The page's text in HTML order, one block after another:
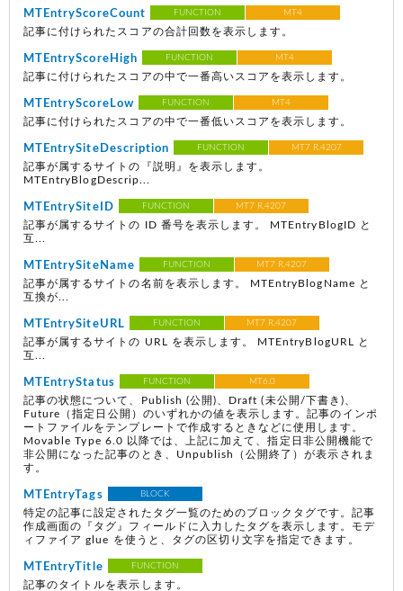
MTEntryScoreCount FUNCTION MT4
記事に付けられたスコアの合計回数を表示します。
MTEntryScoreHigh FUNCTION MT4
記事に付けられたスコアの中で一番高いスコアを表示します。
MTEntryScoreLow FUNCTION MT4
記事に付けられたスコアの中で一番低いスコアを表示します。
MTEntrySiteDescription FUNCTION MT7 R.4207
記事が属するサイトの『説明』を表示します。
MTEntryBlogDescrip...
MTEntrySiteID FUNCTION MT7 R.4207
記事が属するサイトの ID 番号を表示します。 MTEntryBlogID と
互...
MTEntrySiteName FUNCTION MT7 R.4207
記事が属するサイトの名前を表示します。 MTEntryBlogName と
互換が...
MTEntrySiteURL FUNCTION MT7 R.4207
記事が属するサイトの URL を表示します。 MTEntryBlogURL と
互...
MTEntryStatus FUNCTION MT6.0
記事の状態について、Publish (公開)、Draft(未公開/下書き)、
Future
（指定日公開） のいずれかの値を表示します。記事のインポ
ートファイルをテンプレートで作成するときなどに使用します。
Movable Type 6.0 以降では、上記に加えて、指定日非公開機能で
非公開になった記事のとき、Unpublish（公開終了）が表示されま
す。
MTEntryTags BLOCK
特定の記事に設定されたタグ一覧のためのブロックタグです。記事
作成画面の『タグ』フィールドに入力したタグを表示します。モデ
ィファイア glue を使うと、タグの区切り文字を指定できます。
MTEntryTitle FUNCTION
記事のタイトルを表示します。